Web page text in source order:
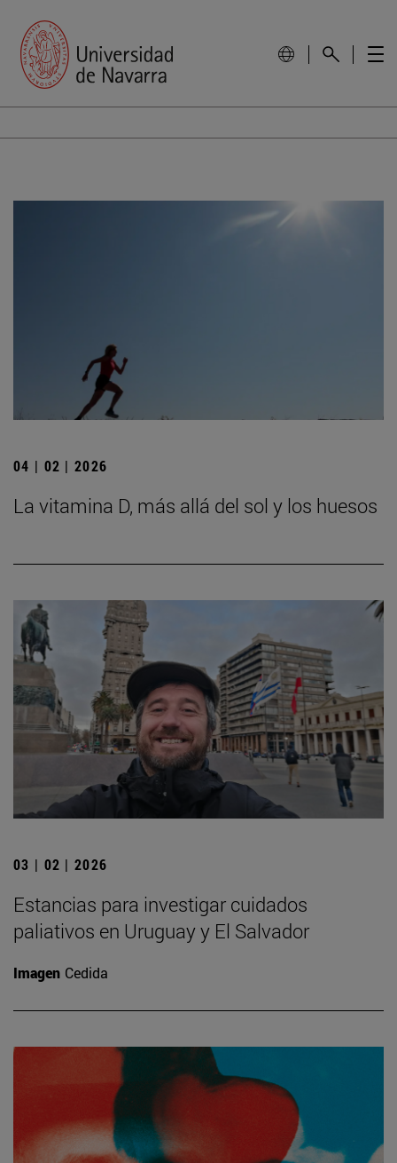
04 | 02 | 2026
La vitamina D, más allá del sol y los huesos
03 | 02 | 2026
Estancias para investigar cuidados
paliativos en Uruguay y El Salvador
Imagen Cedida